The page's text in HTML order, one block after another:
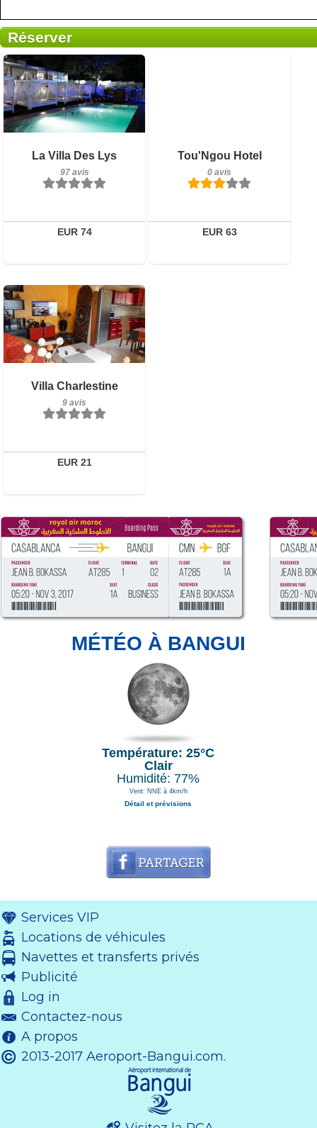
Réserver
La Villa Des Lys
97 avis
EUR 74
Petit-déjeuner inclus
97 avis
Réserver
Tou'Ngou Hotel
0 avis
EUR 63
Villa Charlestine
9 avis
EUR 21
9 avis
Détails
Réserver
MÉTÉO À BANGUI
Température: 25°C
Clair
Humidité: 77%
Vent: NNE à 4km/h
Détail et prévisions
Services VIP
Locations de véhicules
Navettes et transferts privés
Publicité
Log in
Contactez-nous
A propos
2013-2017 Aeroport-Bangui.com.